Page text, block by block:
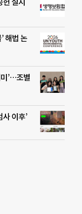
해법 논
’…조별
이후’